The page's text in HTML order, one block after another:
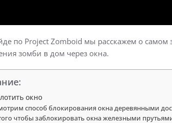
по Project Zomboid мы расскажем о самом
зомби в дом через окна.
окно
способ блокирования окна деревянными
чтобы заблокировать окна железными